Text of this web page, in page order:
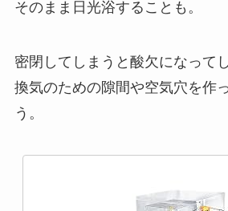
そのまま日光浴することも。
密閉してしまうと酸欠になって
換気のための隙間や空気穴を作
う。